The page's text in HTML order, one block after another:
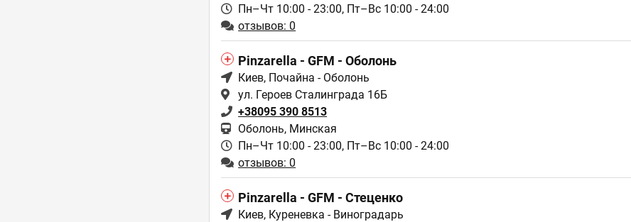
Пн–Чт 10:00 - 23:00, Пт–Вс 10:00 - 24:00
отзывов: 0
Pinzarella - GFM - Оболонь
Киев, Почайна - Оболонь
ул. Героев Сталинграда 16Б
+38095 390 8513
Оболонь, Минская
Пн–Чт 10:00 - 23:00, Пт–Вс 10:00 - 24:00
отзывов: 0
Pinzarella - GFM - Стеценко
Киев, Куреневка - Виноградарь